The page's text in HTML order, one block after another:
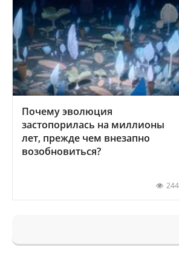
Почему эволюция
застопорилась на миллионы
лет, прежде чем внезапно
возобновиться?